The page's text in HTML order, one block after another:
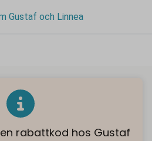
Gustaf och Linnea
rabattkod hos Gustaf